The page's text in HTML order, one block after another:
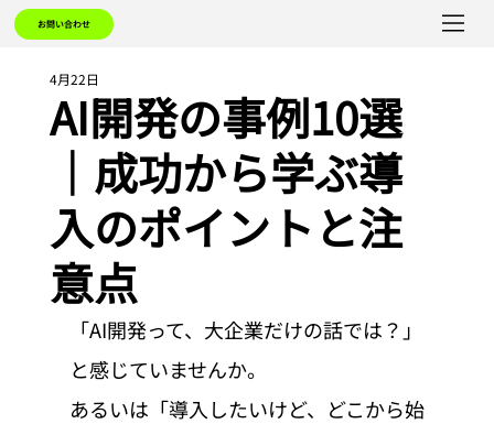
お問い合わせ
AI開発の事例10選
｜成功から学ぶ導
入のポイントと注
意点
4月22日
「AI開発って、大企業だけの話では？」
と感じていませんか。
あるいは「導入したいけど、どこから始